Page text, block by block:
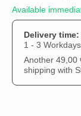
Available
Delivery time:
1 - 3 Workdays
Another 49,00
shipping with